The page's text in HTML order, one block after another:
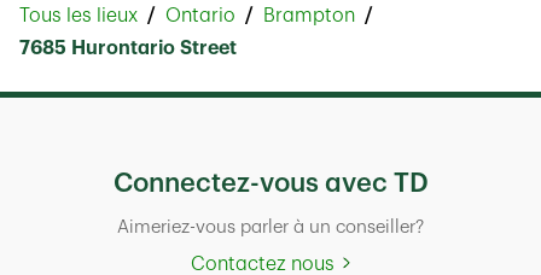
Tous les lieux Ontario
Brampton
7685 Hurontario Street
Connectez-vous avec TD
Aimeriez-vous parler à un conseiller?
Contactez nous